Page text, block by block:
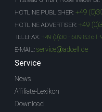
HOTLINE PUBLISHER: +49
HOTLINE ADVERTISER: +49
TELEFAX: +49 (0)30 - 609 83 61-
E-MAIL: service@adcell.de
Service
News
Affiliate-Lexikon
Download